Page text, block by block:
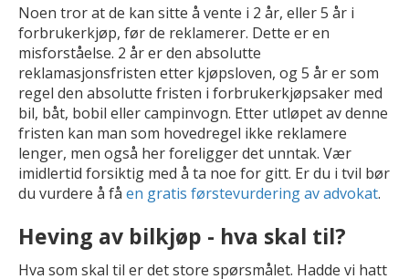
Noen tror at de kan sitte å vente i 2 år, eller 5 år i
forbrukerkjøp, før de reklamerer. Dette er en
misforståelse. 2 år er den absolutte
reklamasjonsfristen etter kjøpsloven, og 5 år er som
regel den absolutte fristen i forbrukerkjøpsaker med
bil, båt, bobil eller campinvogn. Etter utløpet av denne
fristen kan man som hovedregel ikke reklamere
lenger, men også her foreligger det unntak. Vær
imidlertid forsiktig med å ta noe for gitt. Er du i tvil bør
du vurdere å få en gratis førstevurdering av advokat.
Heving av bilkjøp - hva skal til?
Hva som skal til er det store spørsmålet. Hadde vi hatt